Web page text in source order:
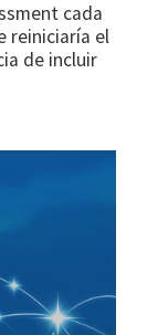
cada
reiniciaría el
de incluir